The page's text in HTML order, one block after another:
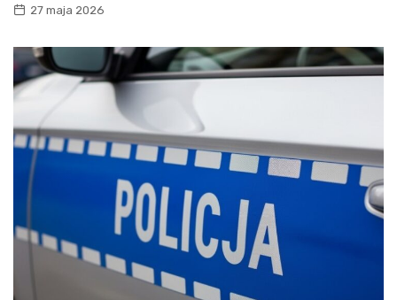
27 maja 2026